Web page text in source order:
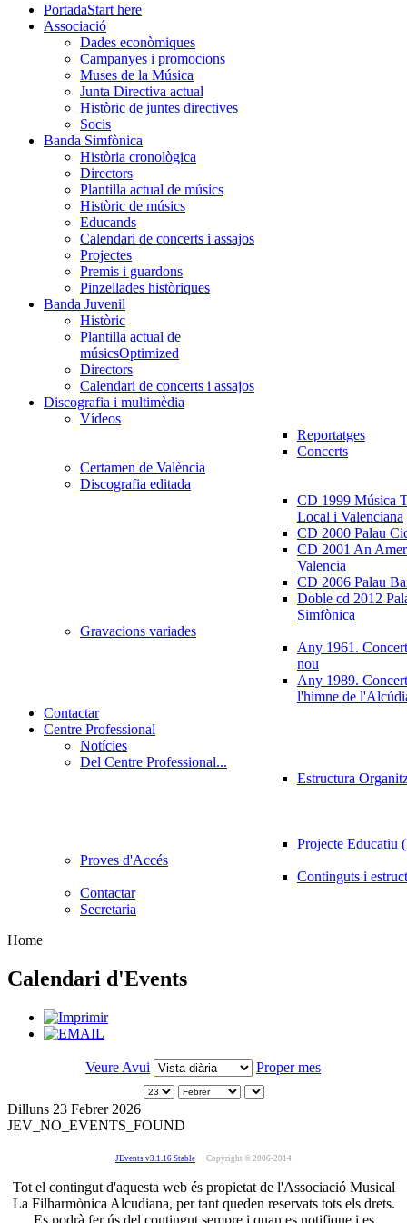
PortadaStart here
Associació
Dades econòmiques
Campanyes i promocions
Muses de la Música
Junta Directiva actual
Històric de juntes directives
Socis
Banda Simfònica
Història cronològica
Directors
Plantilla actual de músics
Històric de músics
Educands
Calendari de concerts i assajos
Projectes
Premis i guardons
Pinzellades històriques
Banda Juvenil
Històric
Plantilla actual de
músicsOptimized
Directors
Calendari de concerts i assajos
Discografia i multimèdia
Vídeos
Reportatges
Concerts
Certamen de València
Discografia editada
CD 1999 Música
Local i Valenciana
CD 2000 Palau
CD 2001 An
Valencia
CD 2006 Palau
Doble cd 2012
Simfònica
Gravacions variades
Any 1961.
nou
Any 1989.
l'himne de
Contactar
Centre Professional
Notícies
Del Centre Professional...
Estructura
Projecte Educatiu
Proves d'Accés
Continguts i
Contactar
Secretaria
Home
Calendari d'Events
Veure Avui Proper mes
Dilluns 23 Febrer 2026
JEV_NO_EVENTS_FOUND
JEvents v3.1.16 Stable Copyright © 2006-2014
Tot el contingut d'aquesta web és propietat de l'Associació Musical
La Filharmònica Alcudiana, per tant queden reservats tots els drets.
Es podrà fer ús del contingut sempre i quan es notifique i es